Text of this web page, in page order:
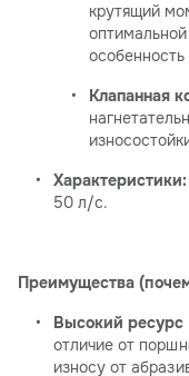
крутящий
Клапанная
Характеристики:
50 л/с.
Преимущества
Высокий
отличие от
износу от